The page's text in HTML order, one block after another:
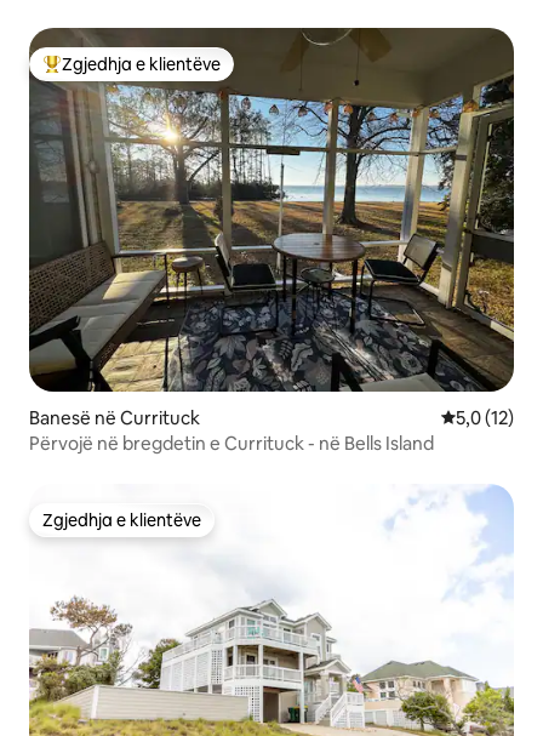
Më të mirat e zgjedhjeve të klientëve
Zgjedhja e klientëve
Banesë në Currituck Vlerësimi
5,0 (12)
Përvojë në bregdetin e Currituck - në Bells Island
Zgjedhja e klientëve
Zgjedhja e klientëve